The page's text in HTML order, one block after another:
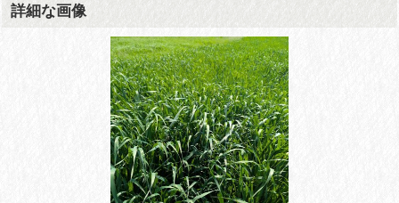
詳細な画像